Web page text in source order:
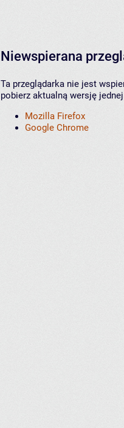
Niewspierana
Ta przeglądarka nie jest
pobierz aktualną wersję
Mozilla Firefox
Google Chrome